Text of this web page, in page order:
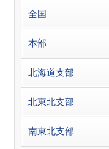
全国
本部
北海道支部
北東北支部
南東北支部